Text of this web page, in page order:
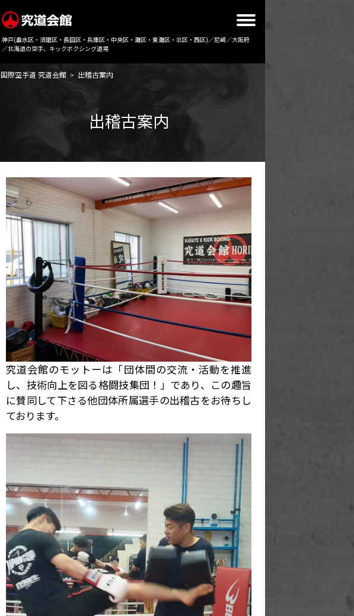
神戸(垂水区・須磨区・長田区・兵庫区・中央区・灘区・東灘区・北区・西区)／尼崎／大阪府
／北海道の空手、キックボクシング道場
国際空手道 究道会館 > 出稽古案内
出稽古案内
究道会館のモットーは「団体間の交流・活動を推進
し、技術向上を図る格闘技集団！」であり、この趣旨
に賛同して下さる他団体所属選手の出稽古をお待ちし
ております。